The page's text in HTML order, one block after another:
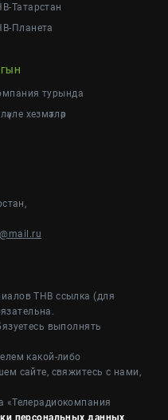
Татарстан
Планета
турында
хезмәтләр
ТНВ ссылка (для
выполнять
какой-либо
сайте, свяжитесь с нами,
«Телерадиокомпания
персональных данных.